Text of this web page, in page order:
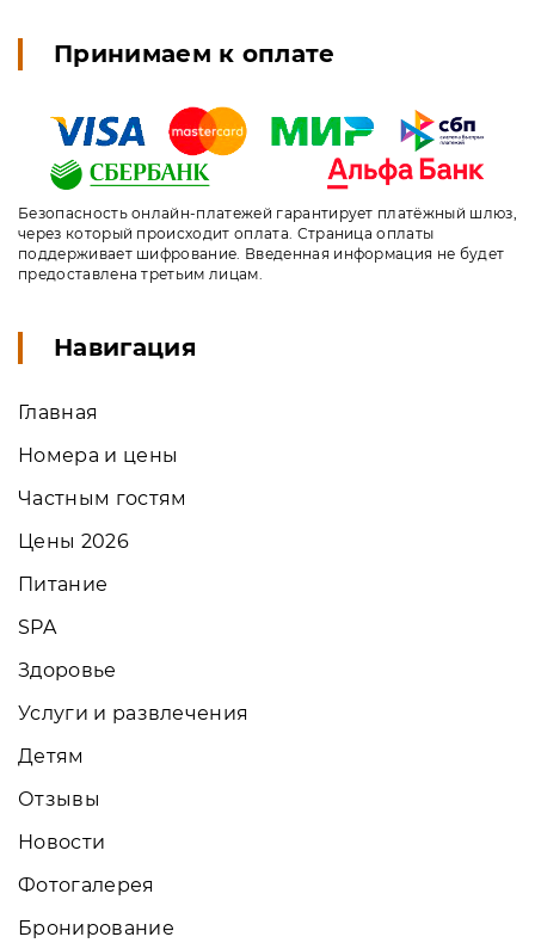
Принимаем к оплате
Безопасность онлайн-платежей гарантирует платёжный шлюз,
через который происходит оплата. Страница оплаты
поддерживает шифрование. Введенная информация не будет
предоставлена третьим лицам.
Навигация
Главная
Номера и цены
Частным гостям
Цены 2026
Питание
SPA
Здоровье
Услуги и развлечения
Детям
Отзывы
Новости
Фотогалерея
Бронирование